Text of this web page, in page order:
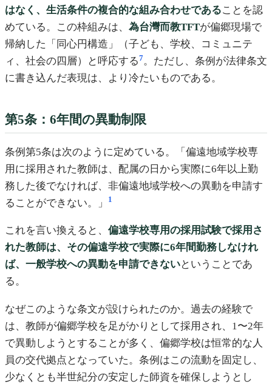
はなく、生活条件の複合的な組み合わせであることを認
めている。この枠組みは、 為台灣而教TFTが偏郷現場で
帰納した「同心円構造」（子ども、学校、コミュニテ
ィ、社会の四層）と呼応する7。ただし、条例が法律条文
に書き込んだ表現は、より冷たいものである。
第5条：6年間の異動制限
条例第5条は次のように定めている。「偏遠地域学校専
用に採用された教師は、配属の日から実際に6年以上勤
務した後でなければ、非偏遠地域学校への異動を申請す
ることができない。」
1
これを言い換えると、 偏遠学校専用の採用試験で採用さ
れた教師は、その偏遠学校で実際に6年間勤務しなけれ
ば、一般学校への異動を申請できないということであ
る。
なぜこのような条文が設けられたのか。過去の経験で
は、教師が偏郷学校を足がかりとして採用され、1〜2年
で異動しようとすることが多く、偏郷学校は恒常的な人
員の交代拠点となっていた。条例はこの流動を固定し、
少なくとも半世紀分の安定した師資を確保しようとし